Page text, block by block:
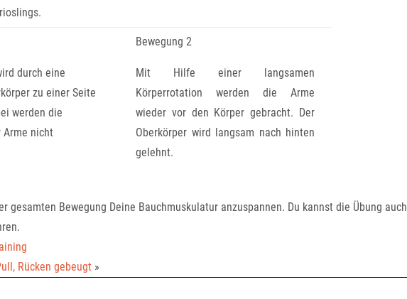
durch eine
zu einer Seite
werden die
Arme nicht
Bewegung 2
Mit Hilfe einer langsamen
Körperrotation werden die Arme
wieder vor den Körper gebracht. Der
Oberkörper wird langsam nach hinten
gelehnt.
gesamten Bewegung Deine Bauchmuskulatur anzuspannen. Du kannst die Übung auch
Rücken gebeugt »